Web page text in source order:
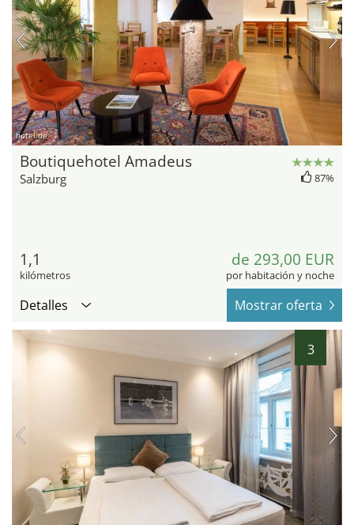
hotel.de
Boutiquehotel Amadeus
Salzburg 87%
1,1
kilómetros
de 293,00 EUR
por habitación y noche
Detalles Mostrar oferta
3